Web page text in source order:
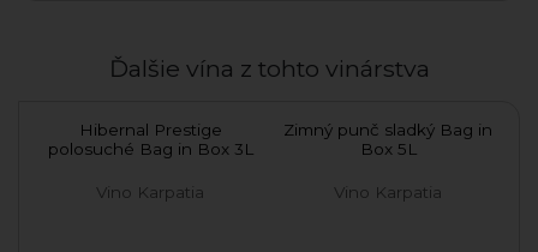
Ďalšie vína z tohto vinárstva
Hibernal Prestige
polosuché Bag in Box 3L
Vino Karpatia
Zimný punč sladký Bag in
Box 5L
Vino Karpatia